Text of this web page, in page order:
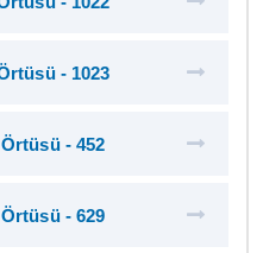
- 1023
- 452
- 629